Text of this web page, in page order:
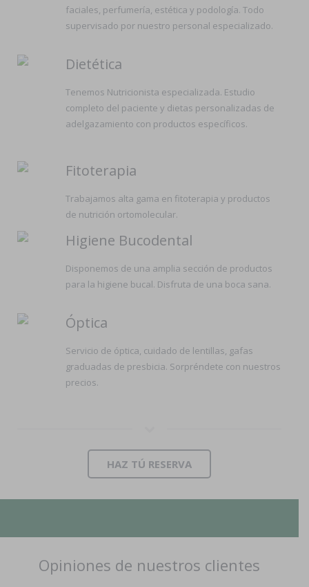
faciales, perfumería, estética y podología. Todo
supervisado por nuestro personal especializado.
Dietética
Tenemos Nutricionista especializada. Estudio
completo del paciente y dietas personalizadas de
adelgazamiento con productos específicos.
Fitoterapia
Trabajamos alta gama en fitoterapia y productos
de nutrición ortomolecular.
Higiene Bucodental
Disponemos de una amplia sección de productos
para la higiene bucal. Disfruta de una boca sana.
Óptica
Servicio de óptica, cuidado de lentillas, gafas
graduadas de presbicia. Sorpréndete con nuestros
precios.
HAZ TÚ RESERVA
Opiniones de nuestros clientes